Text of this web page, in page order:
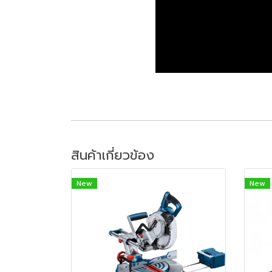
สินค้าเกี่ยวข้อง
New New